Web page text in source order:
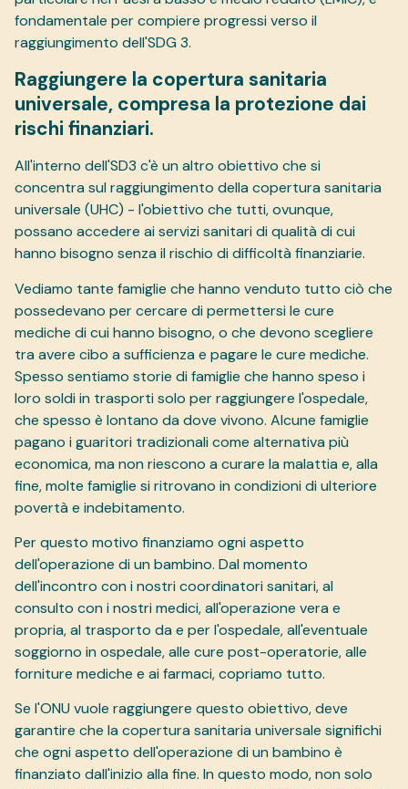
fondamentale per compiere progressi verso il
raggiungimento dell'SDG 3.
Raggiungere la copertura sanitaria
universale, compresa la protezione dai
rischi finanziari.
All'interno dell'SD3 c'è un altro obiettivo che si
concentra sul raggiungimento della copertura sanitaria
universale (UHC) - l'obiettivo che tutti, ovunque,
possano accedere ai servizi sanitari di qualità di cui
hanno bisogno senza il rischio di difficoltà finanziarie.
Vediamo tante famiglie che hanno venduto tutto ciò che
possedevano per cercare di permettersi le cure
mediche di cui hanno bisogno, o che devono scegliere
tra avere cibo a sufficienza e pagare le cure mediche.
Spesso sentiamo storie di famiglie che hanno speso i
loro soldi in trasporti solo per raggiungere l'ospedale,
che spesso è lontano da dove vivono. Alcune famiglie
pagano i guaritori tradizionali come alternativa più
economica, ma non riescono a curare la malattia e, alla
fine, molte famiglie si ritrovano in condizioni di ulteriore
povertà e indebitamento.
Per questo motivo finanziamo ogni aspetto
dell'operazione di un bambino. Dal momento
dell'incontro con i nostri coordinatori sanitari, al
consulto con i nostri medici, all'operazione vera e
propria, al trasporto da e per l'ospedale, all'eventuale
soggiorno in ospedale, alle cure post-operatorie, alle
forniture mediche e ai farmaci, copriamo tutto.
Se l'ONU vuole raggiungere questo obiettivo, deve
garantire che la copertura sanitaria universale significhi
che ogni aspetto dell'operazione di un bambino è
finanziato dall'inizio alla fine. In questo modo, non solo